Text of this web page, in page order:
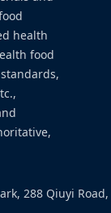
health
food
288 Qiuyi